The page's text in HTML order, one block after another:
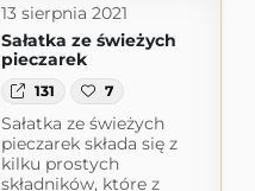
13 sierpnia 2021
Sałatka ze świeżych
pieczarek
131 7
Sałatka ze świeżych
pieczarek składa się z
kilku prostych
składników, które z